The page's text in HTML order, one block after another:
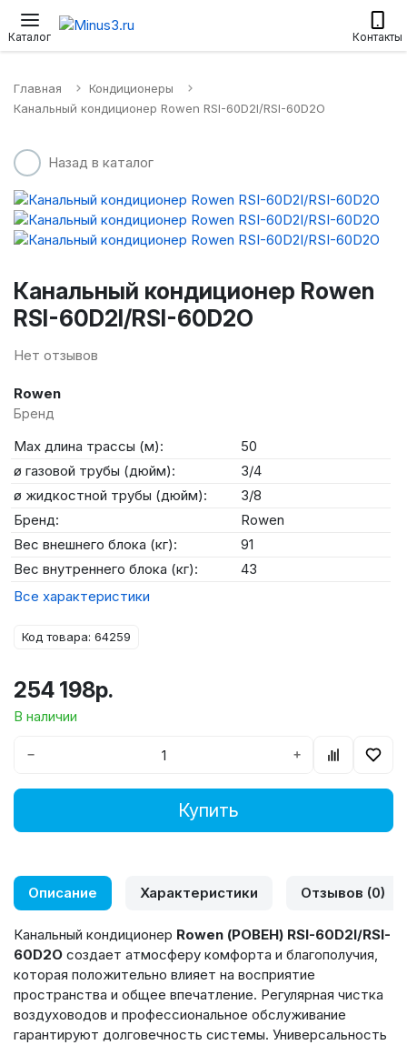
Каталог Контакты
Настенные сплит-системы
Главная
Кондиционеры
Канальный кондиционер Rowen RSI-60D2I/RSI-60D2O
Назад в каталог
Канальный кондиционер Rowen
RSI-60D2I/RSI-60D2O
Нет отзывов
Rowen
Бренд
Max длина трассы (м):
50
ø газовой трубы (дюйм):
3/4
ø жидкостной трубы (дюйм):
3/8
Бренд:
Rowen
Вес внешнего блока (кг):
91
Вес внутреннего блока (кг):
43
Все характеристики
Код товара: 64259
254 198р.
В наличии
− +
Купить
Описание Характеристики Отзывов (0)
Канальный кондиционер Rowen (РОВЕН) RSI-60D2I/RSI-
60D2O создает атмосферу комфорта и благополучия,
которая положительно влияет на восприятие
пространства и общее впечатление. Регулярная чистка
воздуховодов и профессиональное обслуживание
гарантируют долговечность системы. Универсальность